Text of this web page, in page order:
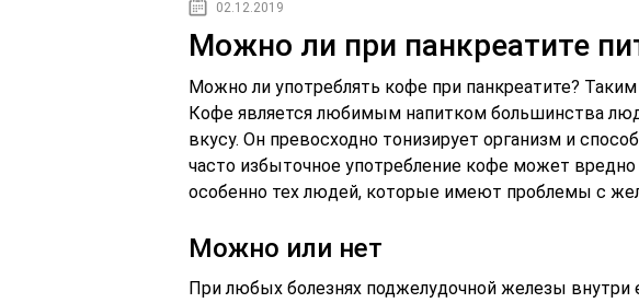
02.12.2019
Можно ли при панкреатите
Можно ли употреблять кофе при панкреатите?
Кофе является любимым напитком большинства
вкусу. Он превосходно тонизирует организм и
часто избыточное употребление кофе может
особенно тех людей, которые имеют проблемы с
Можно или нет
При любых болезнях поджелудочной железы внутри